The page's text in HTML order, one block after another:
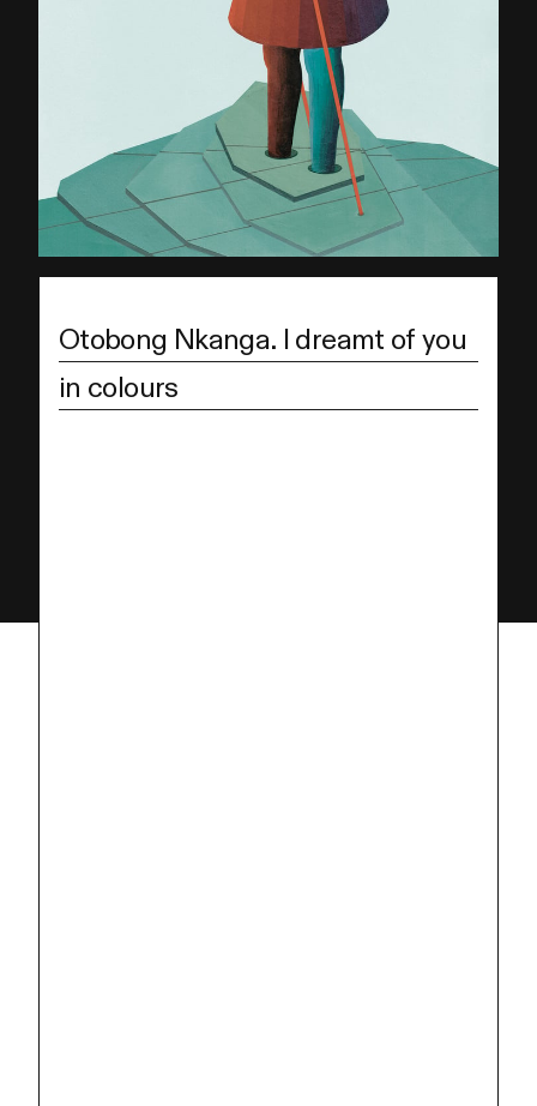
Otobong Nkanga. I dreamt of you
in colours